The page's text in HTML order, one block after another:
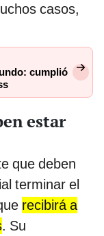
casos,
cumplió
estar
que deben
terminar el
recibirá a
. Su